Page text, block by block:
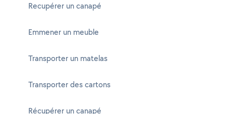
Recupérer un canapé
Emmener un meuble
Transporter un matelas
Transporter des cartons
Récupérer un canapé